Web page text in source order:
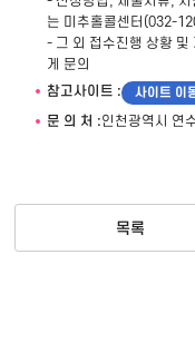
는 미추홀콜센터(032-
- 그 외 접수진행 상황 및
게 문의
참고사이트 :
사이트 이
문 의 처 :인천광역시 연
목록